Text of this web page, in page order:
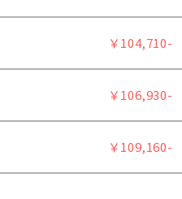
￥104,710-
￥106,930-
￥109,160-